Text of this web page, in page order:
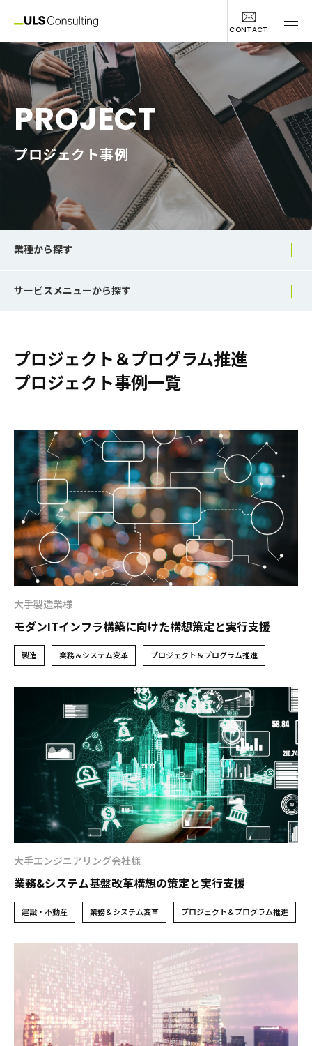
CONTACT
PROJECT
プロジェクト事例
業種から探す
サービスメニューから探す
プロジェクト＆プログラム推進
プロジェクト事例一覧
大手製造業様
モダンITインフラ構築に向けた構想策定と実行支援
製造 業務＆システム変革 プロジェクト＆プログラム推進
大手エンジニアリング会社様
業務&システム基盤改革構想の策定と実行支援
建設・不動産 業務＆システム変革 プロジェクト＆プログラム推進